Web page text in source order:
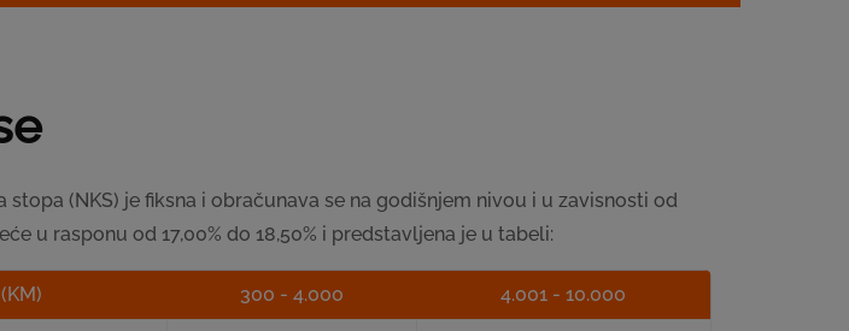
stopa (NKS) je fiksna i obračunava se na godišnjem nivou i u zavisnosti od
u rasponu od 17,00% do 18,50% i predstavljena je u tabeli:
300 - 4.000 4.001 - 10.000